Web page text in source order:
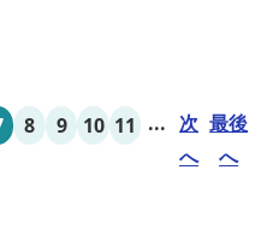
8 9 10 11 ... 次
へ
最後
へ